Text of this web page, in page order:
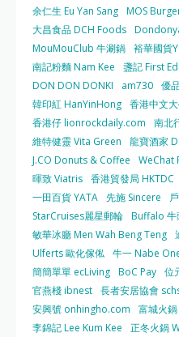
余仁生 Eu Yan Sang MOS
大昌食品 DCH Foods
MouMouClub 牛涮鍋 裕華國貨
南記粉麵 Nam Kee
盞記 First
DON DON DONKI
am730 優
韓印紅 HanYinHong 香港中文
香港仔 lionrockdaily.com
南北
維特健靈 Vita Green
龍寶酒家
J.CO Donuts & Coffee
WeChat
暉致 Viatris 香港貿發局 HKTDC
一田百貨 YATA 先施 Sincere
StarCruises麗星郵輪 Buffalo 牛
敏華冰廳 Men Wah Beng Teng
Ulferts 歐化傢俬 牛一 Nabe
簡簡單單 ecLiving BoC Pay 位
官燕棧 ibnest 長者安居協會
安興號 onhingho.com
富城火
李錦記 Lee Kum Kee
正冬火鍋